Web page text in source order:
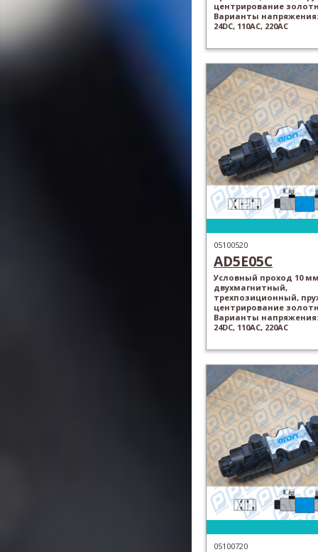
центрирование
Варианты напряжения:
24DC, 110AC, 220AC
05100520
AD5E05C
Условный проход 10
двухмагнитный,
трехпозиционный,
центрирование
Варианты напряжения:
24DC, 110AC, 220AC
05100720